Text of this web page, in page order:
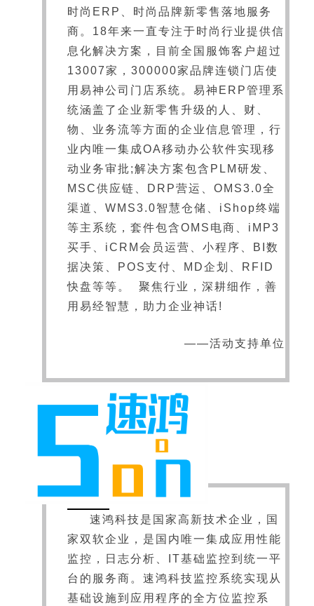
时尚ERP、时尚品牌新零售落地服务
商。18年来一直专注于时尚行业提供信
息化解决方案，目前全国服饰客户超过
13007家，300000家品牌连锁门店使
用易神公司门店系统。易神ERP管理系
统涵盖了企业新零售升级的人、财、
物、业务流等方面的企业信息管理，行
业内唯一集成OA移动办公软件实现移
动业务审批;解决方案包含PLM研发、
MSC供应链、DRP营运、OMS3.0全
渠道、WMS3.0智慧仓储、iShop终端
等主系统，套件包含OMS电商、iMP3
买手、iCRM会员运营、小程序、BI数
据决策、POS支付、MD企划、RFID
快盘等等。 聚焦行业，深耕细作，善
用易经智慧，助力企业神话!
——活动支持单位
速鸿科技是国家高新技术企业，国
家双软企业，是国内唯一集成应用性能
监控，日志分析、IT基础监控到统一平
台的服务商。速鸿科技监控系统实现从
基础设施到应用程序的全方位监控系